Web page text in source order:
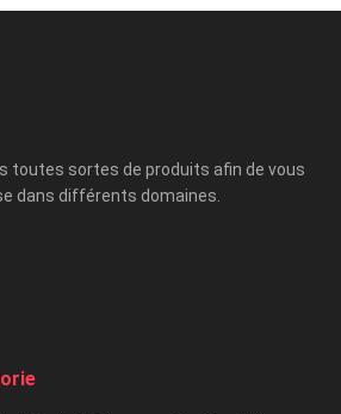
toutes sortes de produits afin de vous
dans différents domaines.